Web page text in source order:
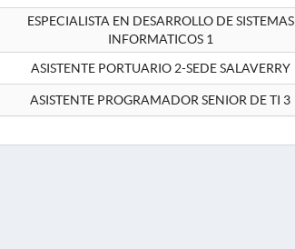
ESPECIALISTA EN DESARROLLO DE SISTEMAS
INFORMATICOS 1
ASISTENTE PORTUARIO 2-SEDE SALAVERRY
ASISTENTE PROGRAMADOR SENIOR DE TI 3